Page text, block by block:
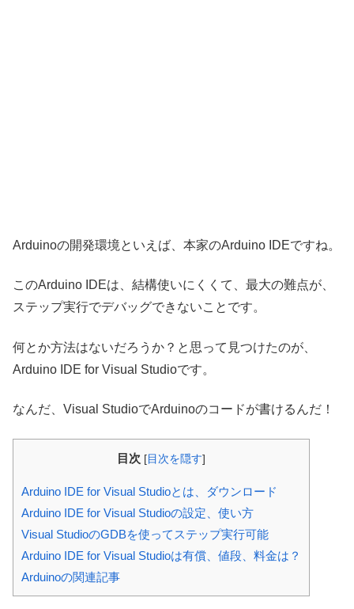
Arduinoの開発環境といえば、本家のArduino IDEですね。
このArduino IDEは、結構使いにくくて、最大の難点が、
ステップ実行でデバッグできないことです。
何とか方法はないだろうか？と思って見つけたのが、
Arduino IDE for Visual Studioです。
なんだ、Visual StudioでArduinoのコードが書けるんだ！
目次 [目次を隠す]
Arduino IDE for Visual Studioとは、ダウンロード
Arduino IDE for Visual Studioの設定、使い方
Visual StudioのGDBを使ってステップ実行可能
Arduino IDE for Visual Studioは有償、値段、料金は？
Arduinoの関連記事